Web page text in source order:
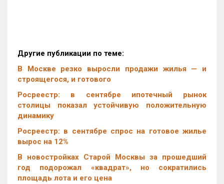
Другие публикации по теме:
В Москве резко выросли продажи жилья — и
строящегося, и готового
Росреестр: в сентябре ипотечный рынок
столицы показал устойчивую положительную
динамику
Росреестр: в сентябре спрос на готовое жилье
вырос на 12%
В новостройках Старой Москвы за прошедший
год подорожал «квадрат», но сократились
площадь лота и его цена